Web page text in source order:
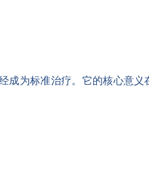
成为标准治疗。它的核心意